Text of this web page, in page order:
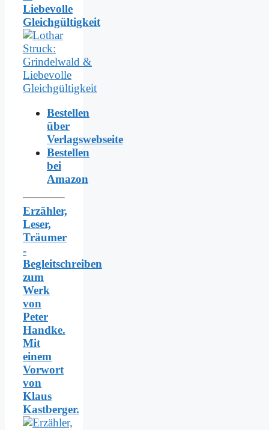
Liebevolle
Gleichgültigkeit
Bestellen
über
Verlagswebseite
Bestellen
bei
Amazon
Erzähler,
Leser,
Träumer
-
Begleitschreiben
zum
Werk
von
Peter
Handke.
Mit
einem
Vorwort
von
Klaus
Kastberger.